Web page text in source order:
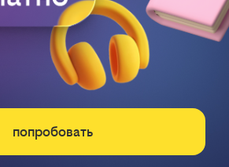
попробовать